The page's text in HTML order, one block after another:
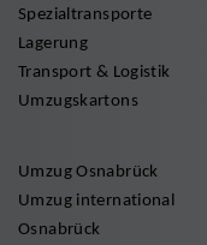
Spezialtransporte
Lagerung
Transport & Logistik
Umzugskartons
Umzug Osnabrück
Umzug international
Osnabrück